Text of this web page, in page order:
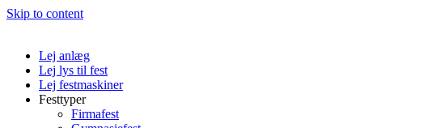
Skip to content
Lej anlæg
Lej lys til fest
Lej festmaskiner
Festtyper
Firmafest